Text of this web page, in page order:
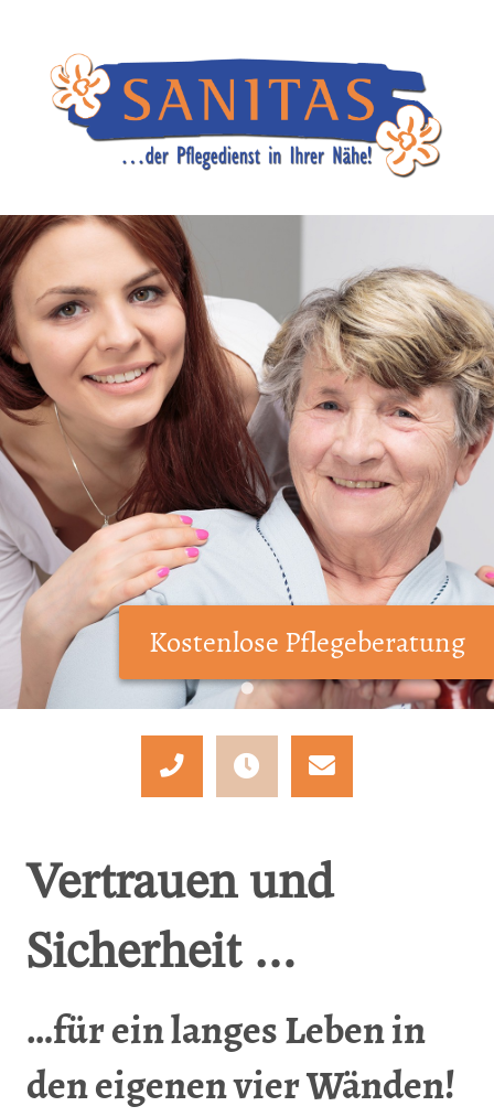
Mo.-Do.: 08.00-15.00 Uhr
08.00-14.30 Uhr
Kostenlose Pflegeberatung
Fr.: 08.00-14.30 Uhr
Vertrauen und
Sicherheit …
…für ein langes Leben in
den eigenen vier Wänden!